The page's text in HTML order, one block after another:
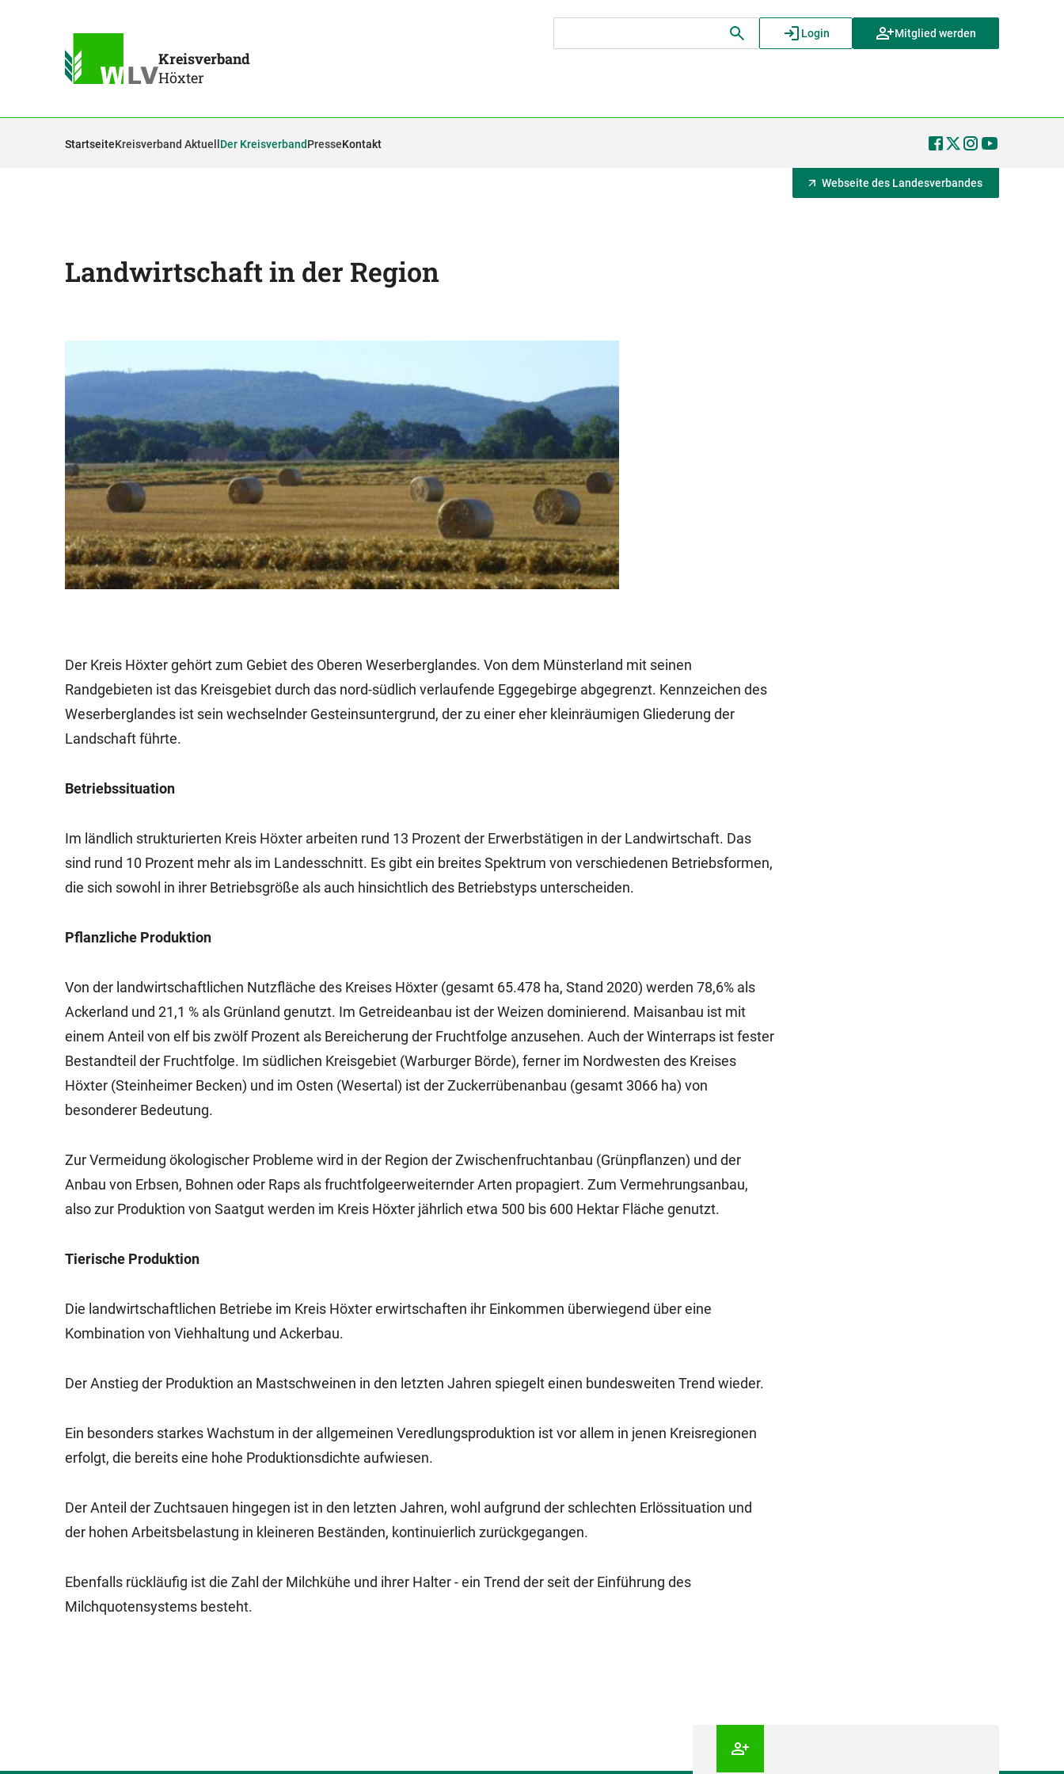
Kreisverband
Höxter
Login Mitglied werden
StartseiteKreisverband Aktuell Der KreisverbandPresseKontakt
Webseite des Landesverbandes
Landwirtschaft in der Region
Der Kreis Höxter gehört zum Gebiet des Oberen Weserberglandes. Von dem Münsterland mit seinen
Randgebieten ist das Kreisgebiet durch das nord-südlich verlaufende Eggegebirge abgegrenzt. Kennzeichen des
Weserberglandes ist sein wechselnder Gesteinsuntergrund, der zu einer eher kleinräumigen Gliederung der
Landschaft führte.
Betriebssituation
Im ländlich strukturierten Kreis Höxter arbeiten rund 13 Prozent der Erwerbstätigen in der Landwirtschaft. Das
sind rund 10 Prozent mehr als im Landesschnitt. Es gibt ein breites Spektrum von verschiedenen Betriebsformen,
die sich sowohl in ihrer Betriebsgröße als auch hinsichtlich des Betriebstyps unterscheiden.
Pflanzliche Produktion
Von der landwirtschaftlichen Nutzfläche des Kreises Höxter (gesamt 65.478 ha, Stand 2020) werden 78,6% als
Ackerland und 21,1 % als Grünland genutzt. Im Getreideanbau ist der Weizen dominierend. Maisanbau ist mit
einem Anteil von elf bis zwölf Prozent als Bereicherung der Fruchtfolge anzusehen. Auch der Winterraps ist fester
Bestandteil der Fruchtfolge. Im südlichen Kreisgebiet (Warburger Börde), ferner im Nordwesten des Kreises
Höxter (Steinheimer Becken) und im Osten (Wesertal) ist der Zuckerrübenanbau (gesamt 3066 ha) von
besonderer Bedeutung.
Zur Vermeidung ökologischer Probleme wird in der Region der Zwischenfruchtanbau (Grünpflanzen) und der
Anbau von Erbsen, Bohnen oder Raps als fruchtfolgeerweiternder Arten propagiert. Zum Vermehrungsanbau,
also zur Produktion von Saatgut werden im Kreis Höxter jährlich etwa 500 bis 600 Hektar Fläche genutzt.
Tierische Produktion
Die landwirtschaftlichen Betriebe im Kreis Höxter erwirtschaften ihr Einkommen überwiegend über eine
Kombination von Viehhaltung und Ackerbau.
Der Anstieg der Produktion an Mastschweinen in den letzten Jahren spiegelt einen bundesweiten Trend wieder.
Ein besonders starkes Wachstum in der allgemeinen Veredlungsproduktion ist vor allem in jenen Kreisregionen
erfolgt, die bereits eine hohe Produktionsdichte aufwiesen.
Der Anteil der Zuchtsauen hingegen ist in den letzten Jahren, wohl aufgrund der schlechten Erlössituation und
der hohen Arbeitsbelastung in kleineren Beständen, kontinuierlich zurückgegangen.
Ebenfalls rückläufig ist die Zahl der Milchkühe und ihrer Halter - ein Trend der seit der Einführung des
Milchquotensystems besteht.